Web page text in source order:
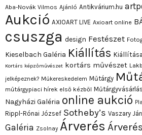
Aba-Novák Vilmos Ajánló Antikvárium.hu
Aukció AXIOART LIVE Axioart online
csuszga design Festészet
Kieselbach Galéria Kiállítás
Kortárs képzőművészet kortárs művészet
jelképeznek? Műkereskedelem Műtárgy
műtárgypiaci hírek első kézből Műtárgyvásárlás
Nagyházi Galéria online aukció
Rippl-Rónai József Sotheby’s Vaszary
Galéria Zsolnay Árverés